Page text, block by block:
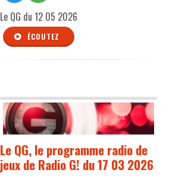
Le QG du 12 05 2026
ÉCOUTEZ
Le QG, le programme radio de
jeux de Radio G! du 17 03 2026